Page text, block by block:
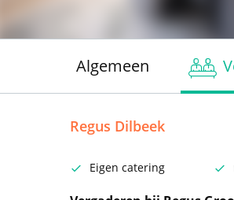
Algemeen
Regus Dilbeek
Eigen catering